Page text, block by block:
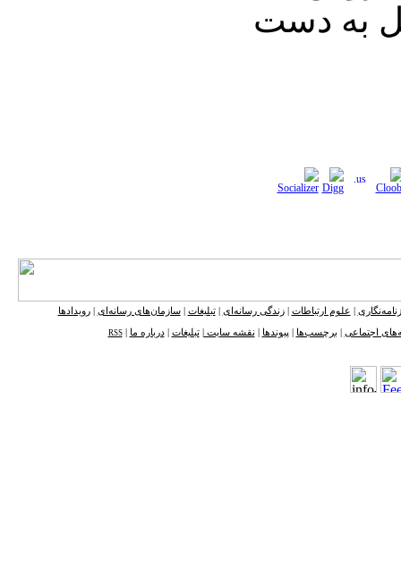
12 آوریل به دست
علوم ارتباطات |زندگی رسانه‌ای |تبلیغات سازمان‌های رسانه‌ای |رویدادها
اجتماعی برچسب‌ها پیوندها نقشه ‌سایت تبلیغات |درباره ما |
RSS